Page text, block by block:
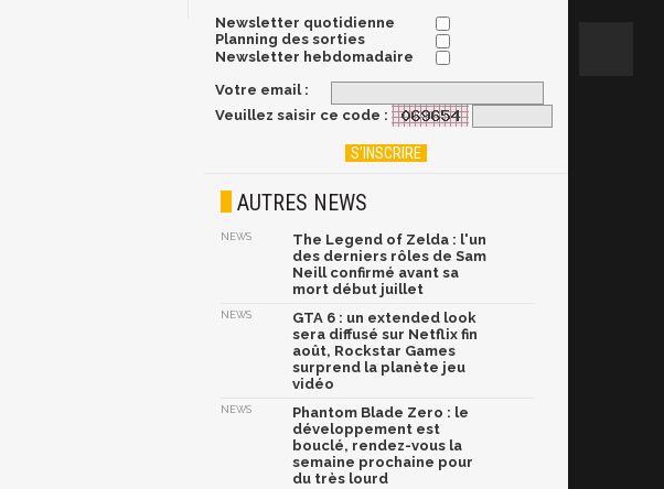
Newsletter quotidienne
Planning des sorties
Newsletter hebdomadaire
Votre email :
Veuillez saisir ce code :
AUTRES NEWS
NEWS
The Legend of Zelda : l'un
des derniers rôles de Sam
Neill confirmé avant sa
mort début juillet
NEWS
GTA 6 : un extended look
sera diffusé sur Netflix fin
août, Rockstar Games
surprend la planète jeu
vidéo
NEWS
Phantom Blade Zero : le
développement est
bouclé, rendez-vous la
semaine prochaine pour
du très lourd